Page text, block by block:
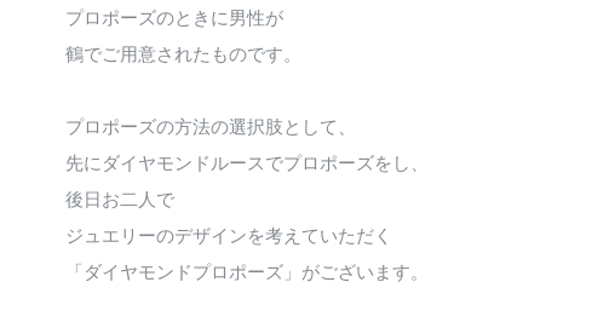
プロポーズのときに男性が
鶴でご用意されたものです。
プロポーズの方法の選択肢として、
先にダイヤモンドルースでプロポーズをし、
後日お二人で
ジュエリーのデザインを考えていただく
「ダイヤモンドプロポーズ」がございます。